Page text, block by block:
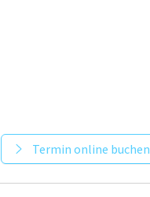
Termin online buchen